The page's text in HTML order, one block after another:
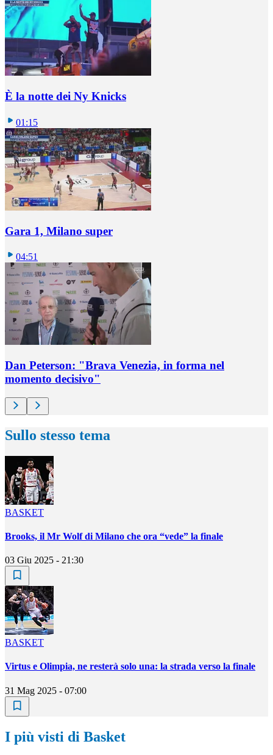
È la notte dei Ny Knicks
01:15
Gara 1, Milano super
04:51
Dan Peterson: "Brava Venezia, in forma nel
momento decisivo"
Sullo stesso tema
BASKET
Brooks, il Mr Wolf di Milano che ora “vede” la finale
03 Giu 2025 - 21:30
BASKET
Virtus e Olimpia, ne resterà solo una: la strada verso la finale
31 Mag 2025 - 07:00
I più visti di Basket